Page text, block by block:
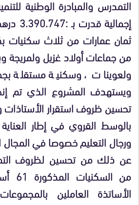
التمدرس والمبادرة الوطنية
ثمان عمارات من ثلاث
من جماعات أولاد غزيل
ولعوينات ، وسكنية مستقلة
تحسين ظروف استقرار الأستاذات
بالوسط القروي في إطار
ورجال التعليم خصوصا في المجال
عن ذلك من تحسين لظروف
من
الأساتذة العاملين